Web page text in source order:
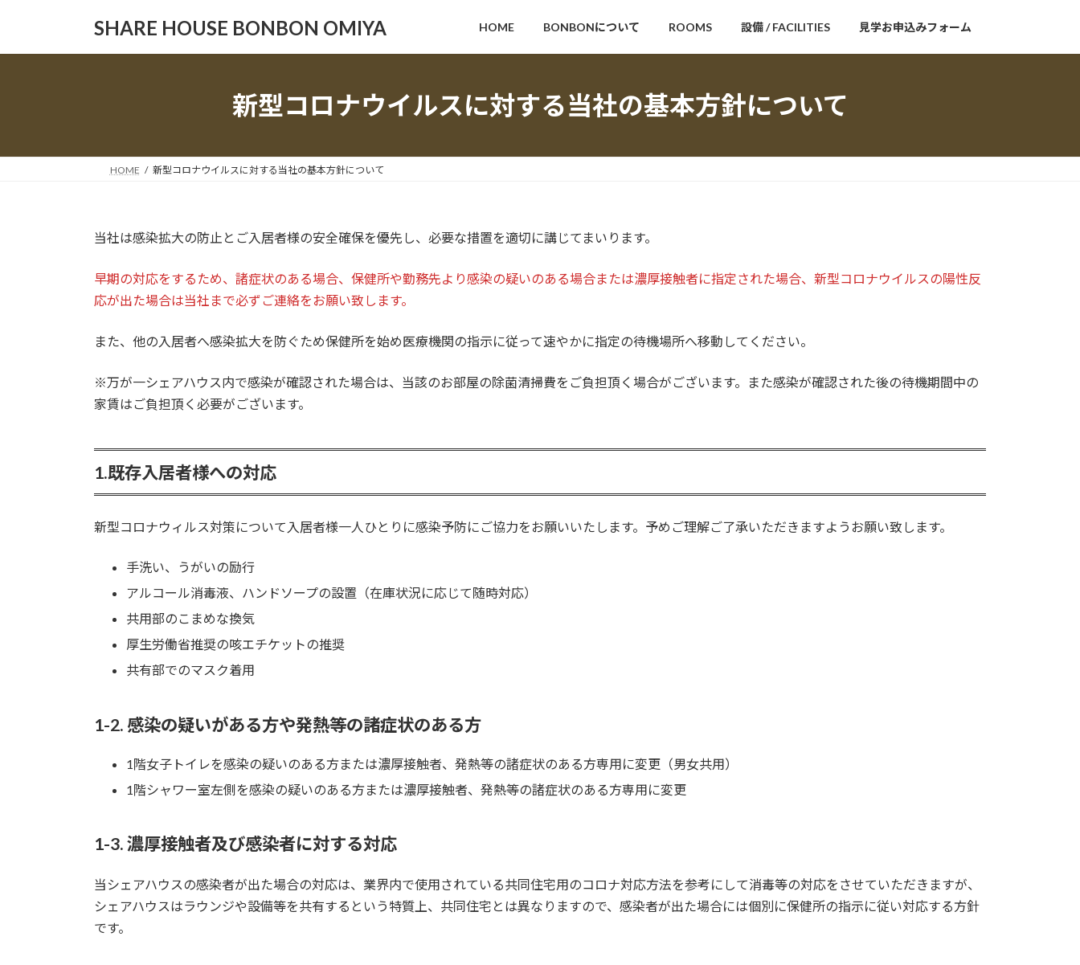
SHARE HOUSE BONBON OMIYA HOME BONBONについて ROOMS 設備 / FACILITIES 見学お申込みフォーム
新型コロナウイルスに対する当社の基本方針について
HOME 新型コロナウイルスに対する当社の基本方針について
当社は感染拡大の防止とご入居者様の安全確保を優先し、必要な措置を適切に講じてまいります。
早期の対応をするため、諸症状のある場合、保健所や勤務先より感染の疑いのある場合または濃厚接触者に指定された場合、新型コロナウイルスの陽性反
応が出た場合は当社まで必ずご連絡をお願い致します。
また、他の入居者へ感染拡大を防ぐため保健所を始め医療機関の指示に従って速やかに指定の待機場所へ移動してください。
※万が一シェアハウス内で感染が確認された場合は、当該のお部屋の除菌清掃費をご負担頂く場合がございます。また感染が確認された後の待機期間中の
家賃はご負担頂く必要がございます。
1.既存入居者様への対応
新型コロナウィルス対策について入居者様一人ひとりに感染予防にご協力をお願いいたします。予めご理解ご了承いただきますようお願い致します。
手洗い、うがいの励行
アルコール消毒液、ハンドソープの設置（在庫状況に応じて随時対応）
共用部のこまめな換気
厚生労働省推奨の咳エチケットの推奨
共有部でのマスク着用
1-2. 感染の疑いがある方や発熱等の諸症状のある方
1階女子トイレを感染の疑いのある方または濃厚接触者、発熱等の諸症状のある方専用に変更（男女共用）
1階シャワー室左側を感染の疑いのある方または濃厚接触者、発熱等の諸症状のある方専用に変更
1-3. 濃厚接触者及び感染者に対する対応
当シェアハウスの感染者が出た場合の対応は、業界内で使用されている共同住宅用のコロナ対応方法を参考にして消毒等の対応をさせていただきますが、
シェアハウスはラウンジや設備等を共有するという特質上、共同住宅とは異なりますので、感染者が出た場合には個別に保健所の指示に従い対応する方針
です。